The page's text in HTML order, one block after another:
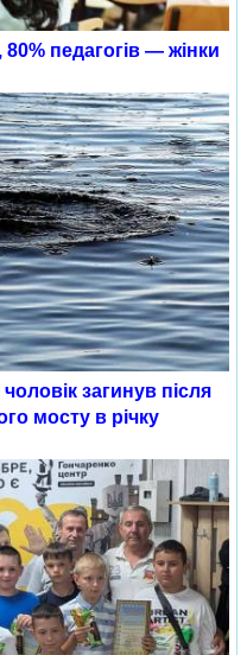
педагогів — жінки
загинув після
мосту в річку